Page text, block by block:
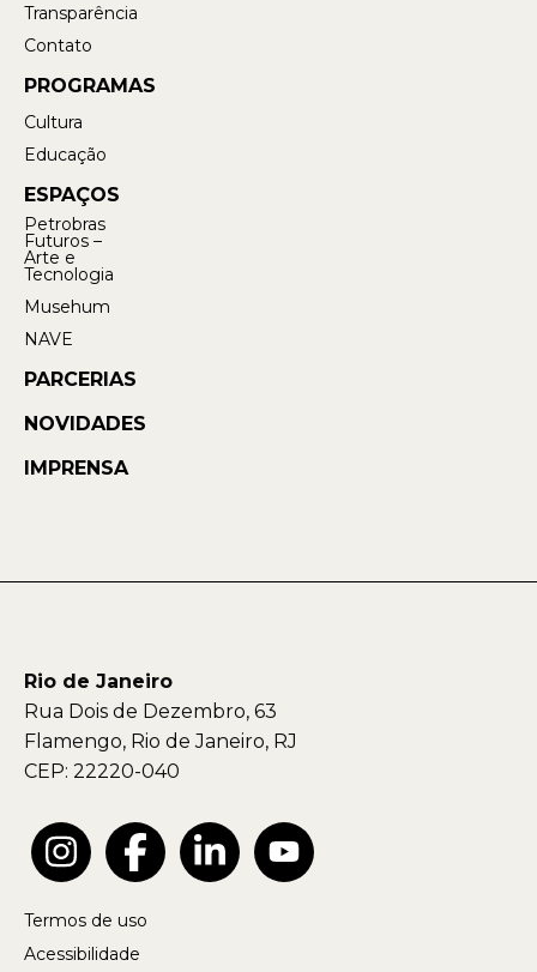
Transparência
Contato
PROGRAMAS
Cultura
Educação
ESPAÇOS
Petrobras
Futuros –
Arte e
Tecnologia
Musehum
NAVE
PARCERIAS
NOVIDADES
IMPRENSA
Rio de Janeiro
Rua Dois de Dezembro, 63
Flamengo, Rio de Janeiro, RJ
CEP: 22220-040
Termos de uso
Acessibilidade